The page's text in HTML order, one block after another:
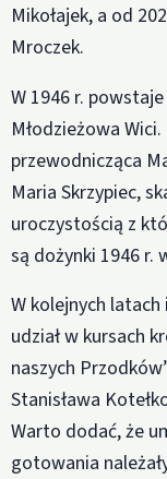
Mikołajek, a od
Mroczek.
W 1946 r.
Młodzieżowa
przewodnicząca
Maria Skrzypiec,
uroczystością z
są dożynki 1946 r.
W kolejnych
udział w kursach
naszych
Stanisława
Warto dodać, że
gotowania